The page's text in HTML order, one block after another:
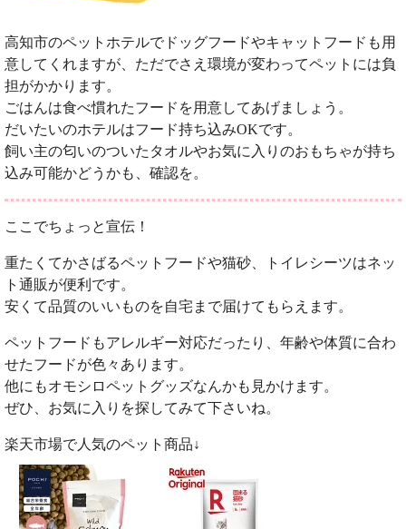
高知市のペットホテルでドッグフードやキャットフードも用
意してくれますが、ただでさえ環境が変わってペットには負
担がかかります。
ごはんは食べ慣れたフードを用意してあげましょう。
だいたいのホテルはフード持ち込みOKです。
飼い主の匂いのついたタオルやお気に入りのおもちゃが持ち
込み可能かどうかも、確認を。
ここでちょっと宣伝！
重たくてかさばるペットフードや猫砂、トイレシーツはネッ
ト通販が便利です。
安くて品質のいいものを自宅まで届けてもらえます。
ペットフードもアレルギー対応だったり、年齢や体質に合わ
せたフードが色々あります。
他にもオモシロペットグッズなんかも見かけます。
ぜひ、お気に入りを探してみて下さいね。
楽天市場で人気のペット商品↓